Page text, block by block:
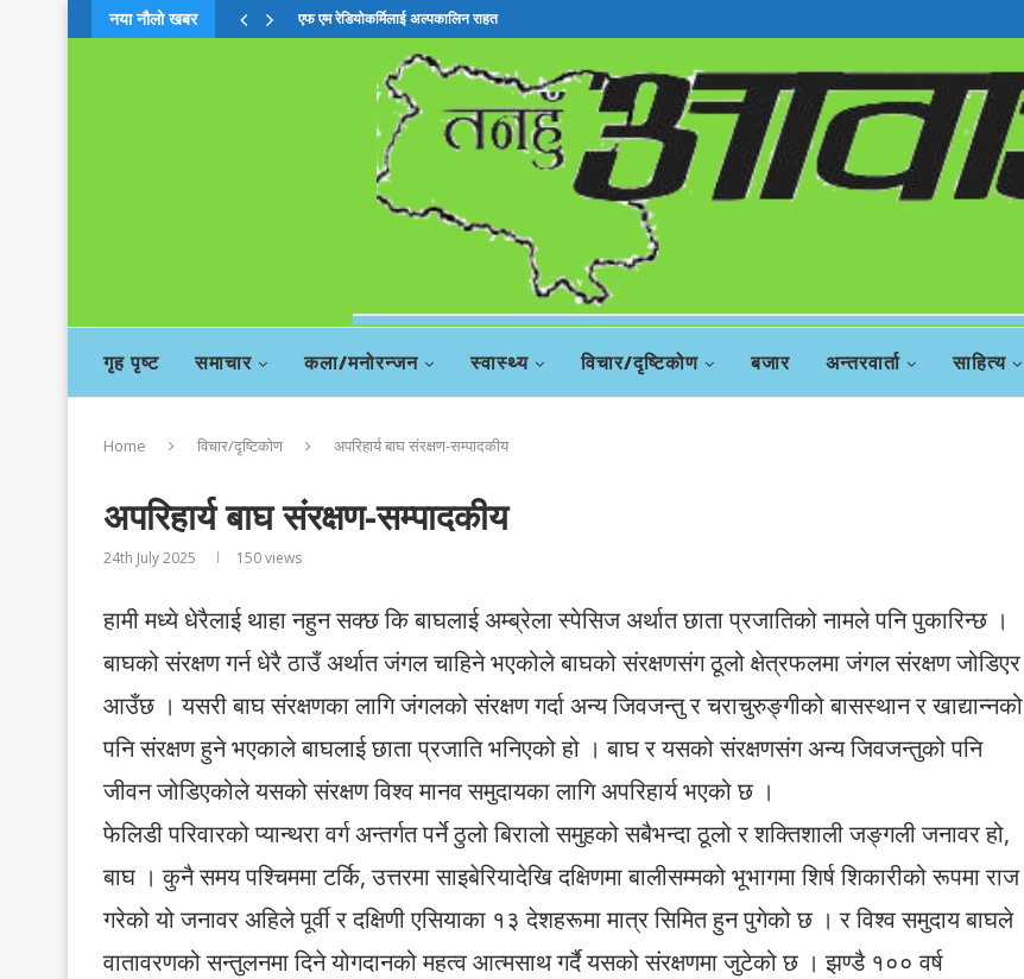
नया नौलो खबर एफ एम रेडियोकर्मिलाई अल्पकालिन राहत
गृह पृष्ट समाचार कला/मनोरन्जन स्वास्थ्य विचार/दृष्टिकोण बजार अन्तरवार्ता साहित्य
Home विचार/दृष्टिकोण अपरिहार्य बाघ संरक्षण-सम्पादकीय
अपरिहार्य बाघ संरक्षण-सम्पादकीय
24th July 2025 150views
हामी मध्ये धेरैलाई थाहा नहुन सक्छ कि बाघलाई अम्ब्रेला स्पेसिज अर्थात छाता प्रजातिको नामले पनि पुकारिन्छ ।
बाघको संरक्षण गर्न धेरै ठाउँ अर्थात जंगल चाहिने भएकोले बाघको संरक्षणसंग ठूलो क्षेत्रफलमा जंगल संरक्षण जोडिएर
आउँछ । यसरी बाघ संरक्षणका लागि जंगलको संरक्षण गर्दा अन्य जिवजन्तु र चराचुरुङ्गीको बासस्थान र खाद्यान्नको
पनि संरक्षण हुने भएकाले बाघलाई छाता प्रजाति भनिएको हो । बाघ र यसको संरक्षणसंग अन्य जिवजन्तुको पनि
जीवन जोडिएकोले यसको संरक्षण विश्व मानव समुदायका लागि अपरिहार्य भएको छ ।
फेलिडी परिवारको प्यान्थरा वर्ग अन्तर्गत पर्ने ठुलो बिरालो समुहको सबैभन्दा ठूलो र शक्तिशाली जङ्गली जनावर हो,
बाघ । कुनै समय पश्चिममा टर्कि, उत्तरमा साइबेरियादेखि दक्षिणमा बालीसम्मको भूभागमा शिर्ष शिकारीको रूपमा राज
गरेको यो जनावर अहिले पूर्वी र दक्षिणी एसियाका १३ देशहरूमा मात्र सिमित हुन पुगेको छ । र विश्व समुदाय बाघले
वातावरणको सन्तुलनमा दिने योगदानको महत्व आत्मसाथ गर्दै यसको संरक्षणमा जुटेको छ । झण्डै १०० वर्ष